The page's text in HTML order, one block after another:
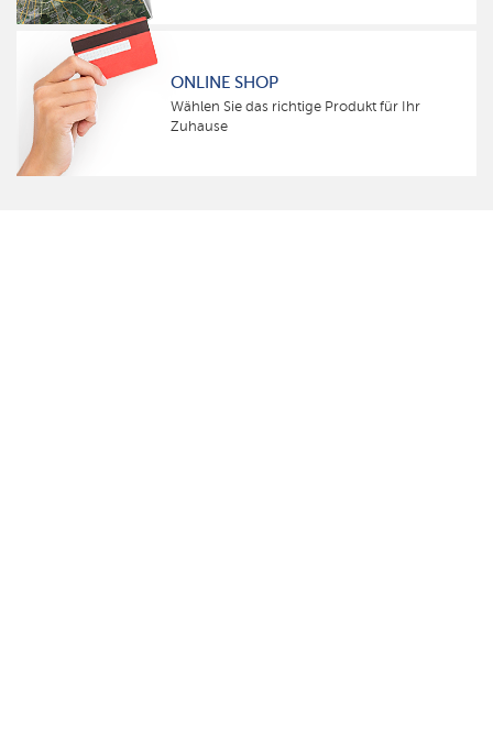
ONLINE SHOP
Wählen Sie das richtige Produkt für Ihr
Zuhause